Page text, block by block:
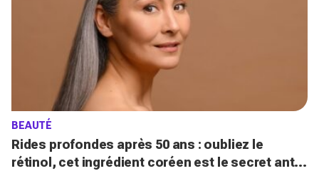
BEAUTÉ
Rides profondes après 50 ans : oubliez le
rétinol, cet ingrédient coréen est le secret anti-